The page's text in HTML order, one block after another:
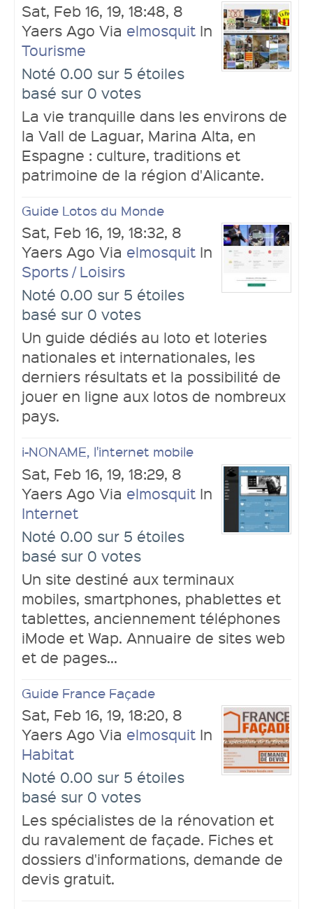
Ouvrir un compte
Sat, Feb 16, 19, 18:48, 8
Yaers Ago Via elmosquit In
Tourisme
Noté 0.00 sur 5 étoiles
basé sur 0 votes
La vie tranquille dans les environs de
la Vall de Laguar, Marina Alta, en
Espagne : culture, traditions et
patrimoine de la région d'Alicante.
Guide Lotos du Monde
Sat, Feb 16, 19, 18:32, 8
Yaers Ago Via elmosquit In
Sports / Loisirs
Noté 0.00 sur 5 étoiles
basé sur 0 votes
Un guide dédiés au loto et loteries
nationales et internationales, les
derniers résultats et la possibilité de
jouer en ligne aux lotos de nombreux
pays.
i-NONAME, l'internet mobile
Sat, Feb 16, 19, 18:29, 8
Yaers Ago Via elmosquit In
Internet
Noté 0.00 sur 5 étoiles
basé sur 0 votes
Un site destiné aux terminaux
mobiles, smartphones, phablettes et
tablettes, anciennement téléphones
iMode et Wap. Annuaire de sites web
et de pages...
Guide France Façade
Sat, Feb 16, 19, 18:20, 8
Yaers Ago Via elmosquit In
Habitat
Noté 0.00 sur 5 étoiles
basé sur 0 votes
Les spécialistes de la rénovation et
du ravalement de façade. Fiches et
dossiers d'informations, demande de
devis gratuit.